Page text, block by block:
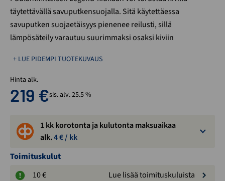
täytettävällä savuputkensuojalla. Sitä käytettäessa
savuputken suojaetäisyys pienenee reilusti, sillä
lämpösäteily varautuu suurimmaksi osaksi kiviin
+ LUE PIDEMPI TUOTEKUVAUS
Hinta alk.
219 €sis. alv. 25.5 %
1 kk korotonta ja kulutonta maksuaikaa
alk.4€ / kk
Toimituskulut
10 €
Lue lisää toimituskuluista